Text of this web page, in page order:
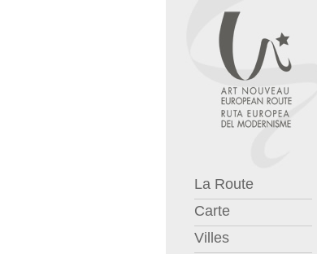
La Route
Carte
Villes